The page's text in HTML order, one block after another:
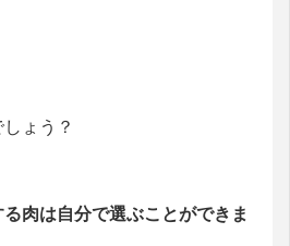
ょう？
肉は自分で選ぶことができま